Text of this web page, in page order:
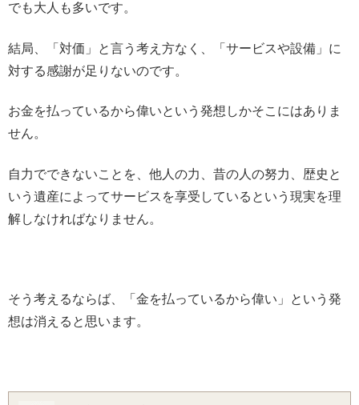
でも大人も多いです。
結局、「対価」と言う考え方なく、「サービスや設備」に
対する感謝が足りないのです。
お金を払っているから偉いという発想しかそこにはありま
せん。
自力でできないことを、他人の力、昔の人の努力、歴史と
いう遺産によってサービスを享受しているという現実を理
解しなければなりません。
そう考えるならば、「金を払っているから偉い」という発
想は消えると思います。